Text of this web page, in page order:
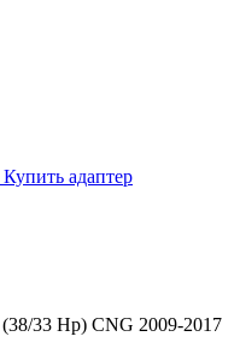
Купить адаптер
33 Hp) CNG 2009-2017